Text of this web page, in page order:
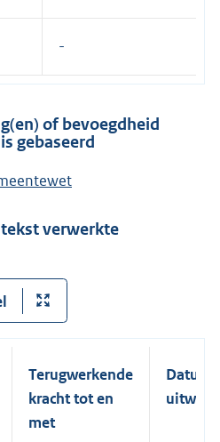
of bevoegdheid
gebaseerd
verwerkte
Terugwerkende
kracht tot en
met
Datum